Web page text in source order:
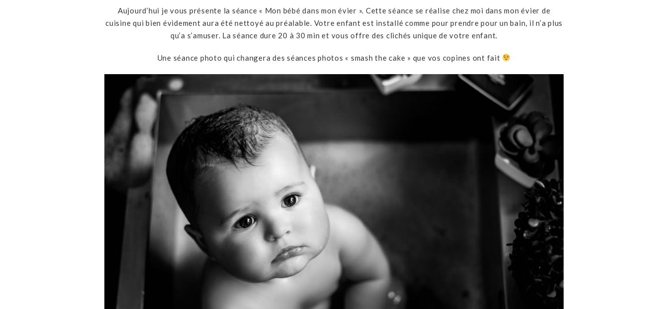
Aujourd’hui je vous présente la séance « Mon bébé dans mon évier ». Cette séance se réalise chez moi dans mon évier de
cuisine qui bien évidement aura été nettoyé au préalable. Votre enfant est installé comme pour prendre pour un bain, il n’a plus
qu’a s’amuser. La séance dure 20 à 30 min et vous offre des clichés unique de votre enfant.
Une séance photo qui changera des séances photos « smash the cake » que vos copines ont fait